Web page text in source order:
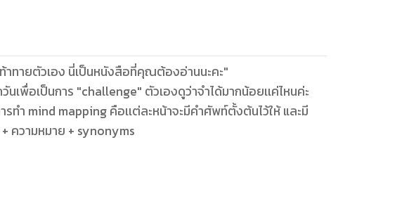
ทายตัวเอง นี่เป็นหนังสือที่คุณต้องอ่านนะคะ"
นเพื่อเป็นการ "challenge" ตัวเองดูว่าจำได้มากน้อยเเค่ไหนค่ะ
ำ mind mapping คือเเต่ละหน้าจะมีคำศัพท์ตั้งต้นไว้ให้ และมี
ความหมาย + synonyms